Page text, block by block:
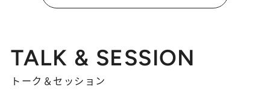
TALK & SESSION
トーク＆セッション